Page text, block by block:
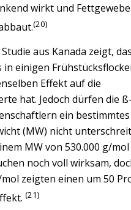
wirkt und
(20)
aus Kanada zeigt,
in einigen
Effekt auf die
hat. Jedoch dürfen die
ein bestimmtes
(MW) nicht
MW von 530.000 g/
noch voll wirksam,
zeigten einen um 50
(21)